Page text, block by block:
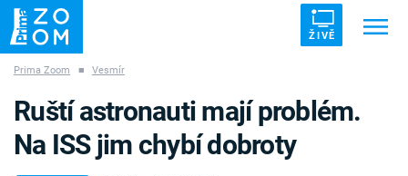
ŽIVĚ
ZÁHADY VETŘELCI DÁVNOVĚKU
Prima Zoom ■ Vesmír
Ruští astronauti mají problém.
Na ISS jim chybí dobroty